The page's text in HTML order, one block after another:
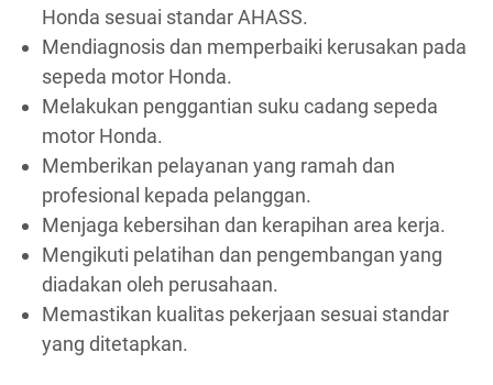
Honda sesuai standar AHASS.
Mendiagnosis dan memperbaiki kerusakan pada
sepeda motor Honda.
Melakukan penggantian suku cadang sepeda
motor Honda.
Memberikan pelayanan yang ramah dan
profesional kepada pelanggan.
Menjaga kebersihan dan kerapihan area kerja.
Mengikuti pelatihan dan pengembangan yang
diadakan oleh perusahaan.
Memastikan kualitas pekerjaan sesuai standar
yang ditetapkan.